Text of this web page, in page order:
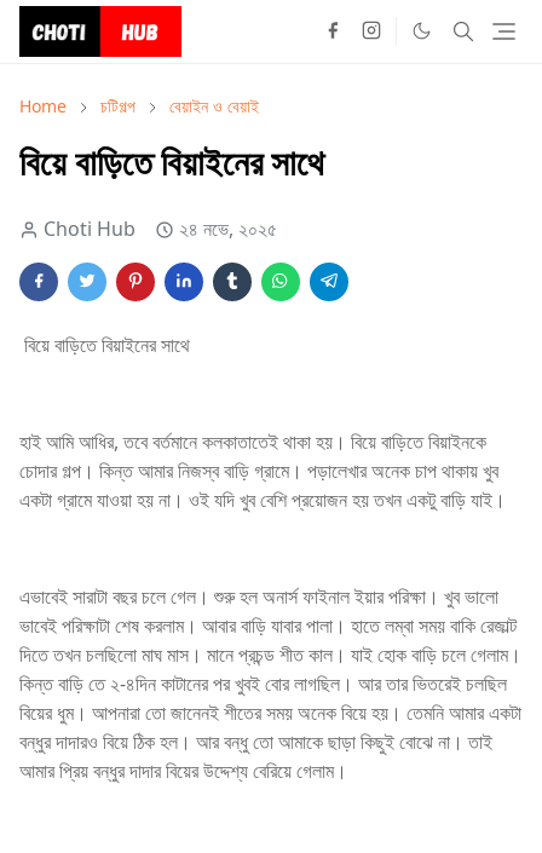
Home চটিগল্প বেয়াইন ও বেয়াই
বিয়ে বাড়িতে বিয়াইনের সাথে
Choti Hub ২৪ নভে, ২০২৫
বিয়ে বাড়িতে বিয়াইনের সাথে
হাই আমি আধির, তবে বর্তমানে কলকাতাতেই থাকা হয়। বিয়ে বাড়িতে বিয়াইনকে
চোদার গল্প। কিন্ত আমার নিজস্ব বাড়ি গ্রামে। পড়ালেখার অনেক চাপ থাকায় খুব
একটা গ্রামে যাওয়া হয় না। ওই যদি খুব বেশি প্রয়োজন হয় তখন একটু বাড়ি যাই।
এভাবেই সারাটা বছর চলে গেল। শুরু হল অনার্স ফাইনাল ইয়ার পরিক্ষা। খুব ভালো
ভাবেই পরিক্ষাটা শেষ করলাম। আবার বাড়ি যাবার পালা। হাতে লম্বা সময় বাকি রেজাল্ট
দিতে তখন চলছিলো মাঘ মাস। মানে প্রচন্ড শীত কাল। যাই হোক বাড়ি চলে গেলাম।
কিন্ত বাড়ি তে ২-৪দিন কাটানের পর খুবই বোর লাগছিল। আর তার ভিতরেই চলছিল
বিয়ের ধুম। আপনারা তো জানেনই শীতের সময় অনেক বিয়ে হয়। তেমনি আমার একটা
বন্ধুর দাদারও বিয়ে ঠিক হল। আর বন্ধু তো আমাকে ছাড়া কিছুই বোঝে না। তাই
আমার প্রিয় বন্ধুর দাদার বিয়ের উদ্দেশ্য বেরিয়ে গেলাম।